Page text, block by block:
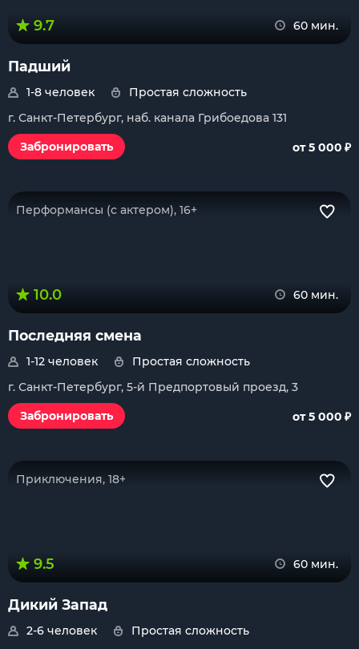
9.7 60 мин.
Падший
1-8 человек
Простая сложность
г. Санкт-Петербург, наб. канала Грибоедова 131
Забронировать
от 5 000 ₽
Перформансы (с актером), 16+
10.0 60 мин.
Последняя смена
1-12 человек
Простая сложность
г. Санкт-Петербург, 5-й Предпортовый проезд, 3
Забронировать
от 5 000 ₽
Приключения, 18+
9.5 60 мин.
Дикий Запад
2-6 человек
Простая сложность